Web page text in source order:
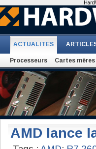
ACTUALITES
Processeurs Cartes mères
AMD lance